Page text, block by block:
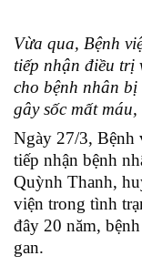
Vừa qua, Bệnh
tiếp nhận điều trị
cho bệnh nhân
gây sốc mất
Ngày 27/3, Bệnh
tiếp nhận bệnh
Quỳnh Thanh,
viện trong tình
đây 20 năm,
gan.